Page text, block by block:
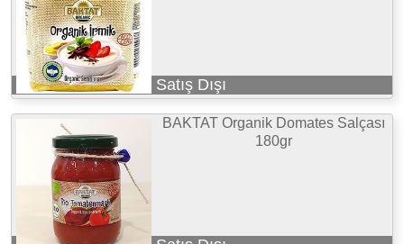
Satış Dışı
BAKTAT Organik Domates Salçası
180gr